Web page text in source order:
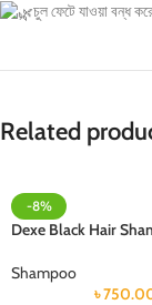
চুল ফেটে যাওয়া বন্ধ
Related
-8%
Dexe Black Hair
Shampoo
৳